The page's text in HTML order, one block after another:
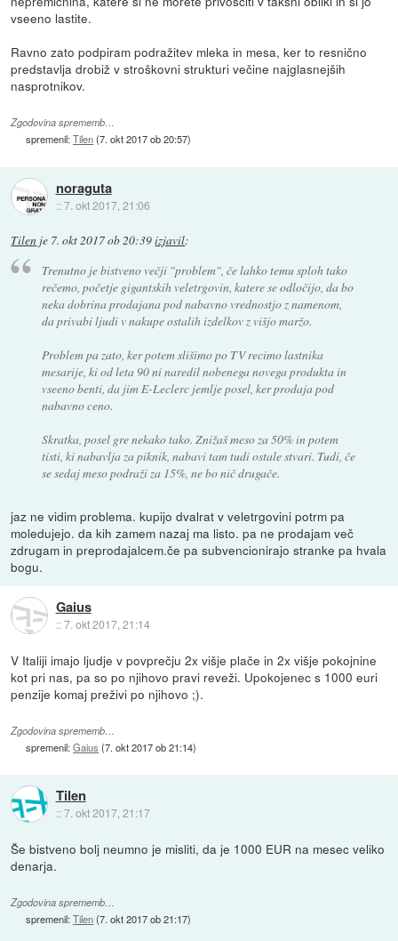
vseeno lastite.
Ravno zato podpiram podražitev mleka in mesa, ker to resnično
predstavlja drobiž v stroškovni strukturi večine najglasnejših
nasprotnikov.
Zgodovina sprememb…
spremenil:Tilen(7. okt 2017 ob 20:57)
noraguta
::7. okt 2017, 21:06
Tilen je 7. okt 2017 ob 20:39izjavil:
Trenutno je bistveno večji "problem", če lahko temu sploh tako
rečemo, početje gigantskih veletrgovin, katere se odločijo, da bo
neka dobrina prodajana pod nabavno vrednostjo z namenom,
da privabi ljudi v nakupe ostalih izdelkov z višjo maržo.
Problem pa zato, ker potem slišimo po TV recimo lastnika
mesarije, ki od leta 90 ni naredil nobenega novega produkta in
vseeno benti, da jim E-Leclerc jemlje posel, ker prodaja pod
nabavno ceno.
Skratka, posel gre nekako tako. Znižaš meso za 50% in potem
tisti, ki nabavlja za piknik, nabavi tam tudi ostale stvari. Tudi, če
se sedaj meso podraži za 15%, ne bo nič drugače.
jaz ne vidim problema. kupijo dvalrat v veletrgovini potrm pa
moledujejo. da kih zamem nazaj ma listo. pa ne prodajam več
zdrugam in preprodajalcem.če pa subvencionirajo stranke pa hvala
bogu.
Gaius
::7. okt 2017, 21:14
V Italiji imajo ljudje v povprečju 2x višje plače in 2x višje pokojnine
kot pri nas, pa so po njihovo pravi reveži. Upokojenec s 1000 euri
penzije komaj preživi po njihovo ;).
Zgodovina sprememb…
spremenil:Gaius (7. okt 2017 ob 21:14)
Tilen
::7. okt 2017, 21:17
Še bistveno bolj neumno je misliti, da je 1000 EUR na mesec veliko
denarja.
Zgodovina sprememb…
spremenil:Tilen(7. okt 2017 ob 21:17)